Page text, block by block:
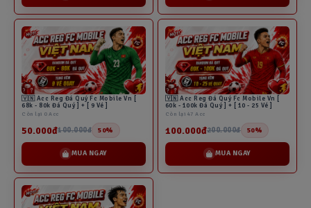
🇻🇳 Acc Reg Đá Quý Fc Mobile Vn [
68k - 80k Đá Quý ] + [ 9 Vé ]
Còn lại 0 Acc
50.000đ100.000đ 50%
MUA NGAY
🇻🇳 Acc Reg Đá Quý Fc Mobile Vn [
60k - 100k Đá Quý ] + [ 10 - 25 Vé ]
Còn lại 47 Acc
100.000đ200.000đ 50%
MUA NGAY